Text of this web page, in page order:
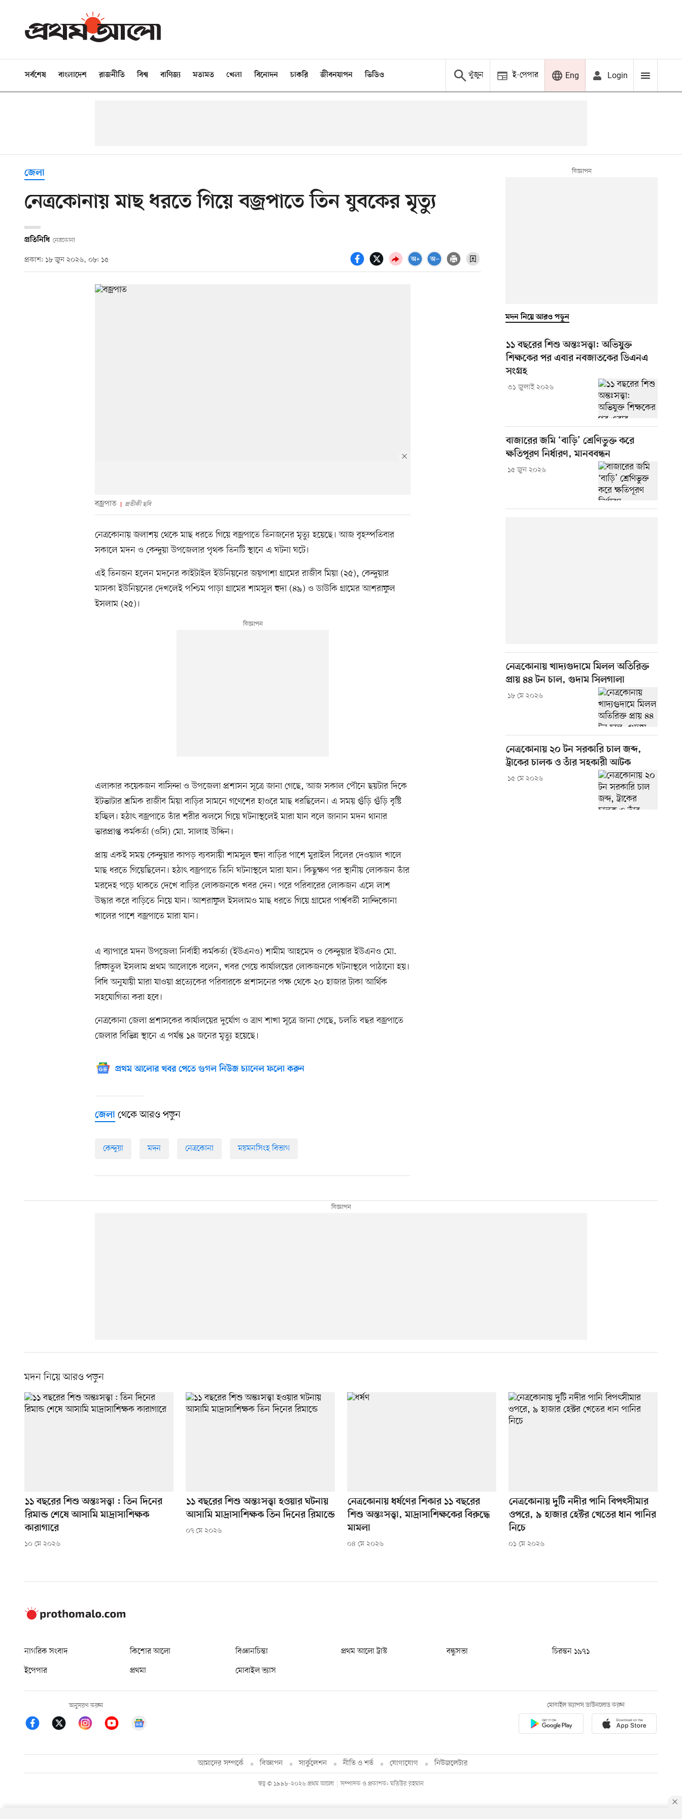
সর্বশেষ বাংলাদেশ রাজনীতি বিশ্ব বাণিজ্য মতামত খেলা বিনোদন চাকরি জীবনযাপন ভিডিও খুঁজুন ই-পেপার Eng Login
জেলা
নেত্রকোনায় মাছ ধরতে গিয়ে বজ্রপাতে তিন যুবকের মৃত্যু
প্রতিনিধি নেত্রকোনা
প্রকাশ: ১৮ জুন ২০২৬, ০৮: ১৫
বজ্রপাত প্রতীকী ছবি
নেত্রকোনায় জলাশয় থেকে মাছ ধরতে গিয়ে বজ্রপাতে তিনজনের মৃত্যু হয়েছে। আজ বৃহস্পতিবার
সকালে মদন ও কেন্দুয়া উপজেলার পৃথক তিনটি স্থানে এ ঘটনা ঘটে।
এই তিনজন হলেন মদনের কাইটাইল ইউনিয়নের জয়পাশা গ্রামের রাজীব মিয়া (২৫), কেন্দুয়ার
মাসকা ইউনিয়নের দেখলেই পশ্চিম পাড়া গ্রামের শামসুল হুদা (৪৯) ও ডাউকি গ্রামের আশরাফুল
ইসলাম (২৫)।
এলাকার কয়েকজন বাসিন্দা ও উপজেলা প্রশাসন সূত্রে জানা গেছে, আজ সকাল পৌনে ছয়টার দিকে
ইটভাটার শ্রমিক রাজীব মিয়া বাড়ির সামনে গণেশের হাওরে মাছ ধরছিলেন। এ সময় গুঁড়ি গুঁড়ি বৃষ্টি
হচ্ছিল। হঠাৎ বজ্রপাতে তাঁর শরীর ঝলসে গিয়ে ঘটনাস্থলেই মারা যান বলে জানান মদন থানার
ভারপ্রাপ্ত কর্মকর্তা (ওসি) মো. সালাহ উদ্দিন।
প্রায় একই সময় কেন্দুয়ার কাপড় ব্যবসায়ী শামসুল হুদা বাড়ির পাশে মুরাইল বিলের দেওয়াল খালে
মাছ ধরতে গিয়েছিলেন। হঠাৎ বজ্রপাতে তিনি ঘটনাস্থলে মারা যান। কিছুক্ষণ পর স্থানীয় লোকজন তাঁর
মরদেহ পড়ে থাকতে দেখে বাড়ির লোকজনকে খবর দেন। পরে পরিবারের লোকজন এসে লাশ
উদ্ধার করে বাড়িতে নিয়ে যান। আশরাফুল ইসলামও মাছ ধরতে গিয়ে গ্রামের পার্শ্ববর্তী সান্দিকোনা
খালের পাশে বজ্রপাতে মারা যান।
এ ব্যাপারে মদন উপজেলা নির্বাহী কর্মকর্তা (ইউএনও) শামীম আহমেদ ও কেন্দুয়ার ইউএনও মো.
রিফাতুল ইসলাম প্রথম আলোকে বলেন, খবর পেয়ে কার্যালয়ের লোকজনকে ঘটনাস্থলে পাঠানো হয়।
বিধি অনুযায়ী মারা যাওয়া প্রত্যেকের পরিবারকে প্রশাসনের পক্ষ থেকে ২০ হাজার টাকা আর্থিক
সহযোগিতা করা হবে।
নেত্রকোনা জেলা প্রশাসকের কার্যালয়ের দুর্যোগ ও ত্রাণ শাখা সূত্রে জানা গেছে, চলতি বছর বজ্রপাতে
জেলার বিভিন্ন স্থানে এ পর্যন্ত ১৪ জনের মৃত্যু হয়েছে।
প্রথম আলোর খবর পেতে গুগল নিউজ চ্যানেল ফলো করুন
জেলা থেকে আরও পড়ুন
কেন্দুয়া মদন নেত্রকোনা ময়মনসিংহ বিভাগ
মদন নিয়ে আরও পড়ুন
১১ বছরের শিশু অন্তঃসত্ত্বা: অভিযুক্ত
শিক্ষকের পর এবার নবজাতকের ডিএনএ
সংগ্রহ
৩১ জুলাই ২০২৬
বাজারের জমি ‘বাড়ি’ শ্রেণিভুক্ত করে
ক্ষতিপূরণ নির্ধারণ, মানববন্ধন
১৫ জুন ২০২৬
নেত্রকোনায় খাদ্যগুদামে মিলল অতিরিক্ত
প্রায় ৪৪ টন চাল, গুদাম সিলগালা
১৮ মে ২০২৬
নেত্রকোনায় ২০ টন সরকারি চাল জব্দ,
ট্রাকের চালক ও তাঁর সহকারী আটক
১৫ মে ২০২৬
মদন নিয়ে আরও পড়ুন
১১ বছরের শিশু অন্তঃসত্ত্বা : তিন দিনের
রিমান্ড শেষে আসামি মাদ্রাসাশিক্ষক
কারাগারে
১০ মে ২০২৬
১১ বছরের শিশু অন্তঃসত্ত্বা হওয়ার ঘটনায়
আসামি মাদ্রাসাশিক্ষক তিন দিনের রিমান্ডে
০৭ মে ২০২৬
নেত্রকোনায় ধর্ষণের শিকার ১১ বছরের
শিশু অন্তঃসত্ত্বা, মাদ্রাসাশিক্ষকের বিরুদ্ধে
মামলা
০৪ মে ২০২৬
নেত্রকোনায় দুটি নদীর পানি বিপৎসীমার
ওপরে, ৯ হাজার হেক্টর খেতের ধান পানির
নিচে
০১ মে ২০২৬
নাগরিক সংবাদ কিশোর আলো বিজ্ঞানচিন্তা প্রথম আলো ট্রাস্ট বন্ধুসভা
চিরন্তন ১৯৭১
ইপেপার
প্রথমা মোবাইল ভ্যাস
অনুসরণ করুন মোবাইল অ্যাপস ডাউনলোড করুন
আমাদের সম্পর্কে বিজ্ঞাপন সার্কুলেশন নীতি ও শর্ত যোগাযোগ নিউজলেটার
স্বত্ব © ১৯৯৮-২০২৬ প্রথম আলো সম্পাদক ও প্রকাশক: মতিউর রহমান